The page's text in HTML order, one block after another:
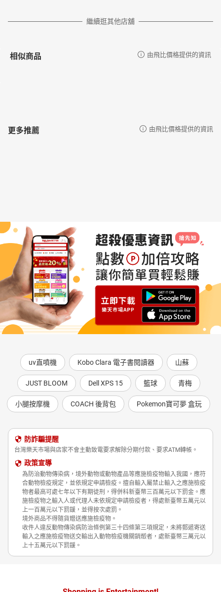
繼續逛其他店舖
相似商品 由飛比價格提供的資訊
更多推薦 由飛比價格提供的資訊
uv直噴機 Kobo Clara 電子書閱讀器 山蘇
JUST BLOOM Dell XPS 15 籃球 青梅
小腿按摩機 COACH 後背包 Pokemon寶可夢 盒玩
防詐騙提醒
台灣樂天市場與店家不會主動致電要求解除分期付款、要求ATM轉帳。
政策宣導
為防治動物傳染病，境外動物或動物產品等應施檢疫物輸入我國，應符
合動物檢疫規定，並依規定申請檢疫。擅自輸入屬禁止輸入之應施檢疫
物者最高可處七年以下有期徒刑，得併科新臺幣三百萬元以下罰金。應
施檢疫物之輸入人或代理人未依規定申請檢疫者，得處新臺幣五萬元以
上一百萬元以下罰鍰，並得按次處罰。
境外商品不得隨貨贈送應施檢疫物。
收件人違反動物傳染病防治條例第三十四條第三項規定，未將郵遞寄送
輸入之應施檢疫物送交輸出入動物檢疫機關銷燬者，處新臺幣三萬元以
上十五萬元以下罰鍰。